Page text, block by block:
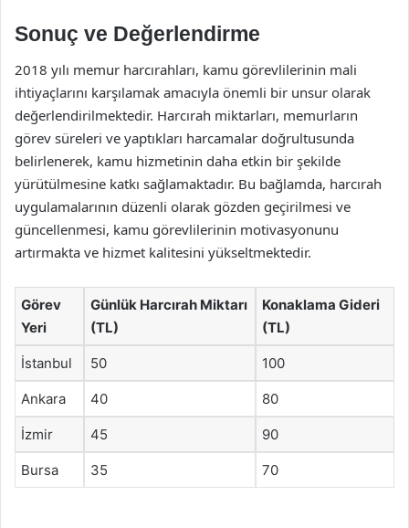
Sonuç ve Değerlendirme
2018 yılı memur harcırahları, kamu görevlilerinin mali
ihtiyaçlarını karşılamak amacıyla önemli bir unsur olarak
değerlendirilmektedir. Harcırah miktarları, memurların
görev süreleri ve yaptıkları harcamalar doğrultusunda
belirlenerek, kamu hizmetinin daha etkin bir şekilde
yürütülmesine katkı sağlamaktadır. Bu bağlamda, harcırah
uygulamalarının düzenli olarak gözden geçirilmesi ve
güncellenmesi, kamu görevlilerinin motivasyonunu
artırmakta ve hizmet kalitesini yükseltmektedir.
Görev
Yeri
Günlük Harcırah Miktarı
(TL)
Konaklama Gideri
(TL)
İstanbul 50 100
Ankara 40 80
İzmir 45 90
Bursa 35 70